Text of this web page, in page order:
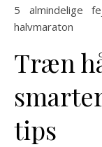
5 almindelige
halvmaraton
Træn
tips